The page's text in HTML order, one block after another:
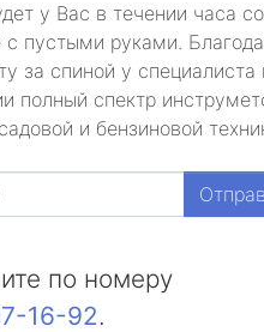
у Вас в течении часа
с пустыми руками.
за спиной у специалиста
полный спектр
и бензиновой
по номеру
16-92.